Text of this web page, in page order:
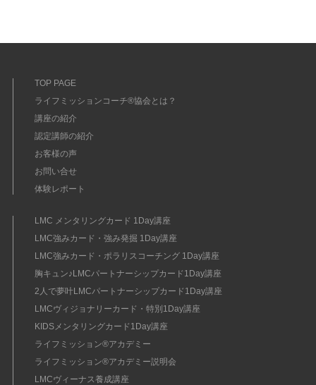
TOP PAGE
ライフミッションコーチ®協会とは？
講座の紹介
認定講師の紹介
お客様の声
お問い合せ
体験レポート
LMC メンタリングカード 1Day講座
LMC強みカード・強み発掘 1Day講座
LMC強みカード・ポラリスコーチング 1Day講座
胸キュン♪LMCパートナーシップカード1Day講座
2人で夢叶LMCパートナーシップカード1Day講座
LMCヴィジョナリーカード・特別1Day講座
KIDSメンタリングカード1Day講座
ライフミッション®︎アカデミー
ライフミッション®︎アカデミー説明会
LMCヴィーナス養成講座